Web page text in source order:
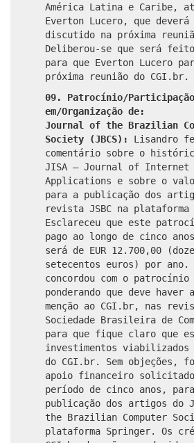
América Latina e Caribe,
Everton Lucero, que deverá
discutido na próxima
Deliberou-se que será
para que Everton Lucero
próxima reunião do CGI.br.
09. Patrocínio/Participação
em/Organização de:
Journal of the Brazilian
Society (JBCS):
Lisandro
comentário sobre o
JISA – Journal of Internet
Applications e sobre o
para a publicação dos
revista JSBC na plataforma
Esclareceu que este
pago ao longo de cinco
será de EUR 12.700,00
setecentos euros) por ano.
concordou com o patrocínio
ponderando que deve haver
menção ao CGI.br, nas
Sociedade Brasileira de
para que fique claro que
investimentos viabilizados
do CGI.br. Sem objeções,
apoio financeiro
período de cinco anos,
publicação dos artigos do
the Brazilian Computer
plataforma Springer. Os